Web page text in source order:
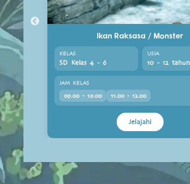
Ikan Raksasa / Monster
KELAS
SD Kelas 4 - 6
USIA
10 - 12 tahun
JAM KELAS
09.00 - 10.00 11.00 - 12.00
Jelajahi